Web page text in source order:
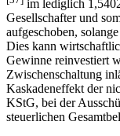
im lediglich
Gesellschafter und
aufgeschoben,
Dies kann
Gewinne reinvestiert
Zwischenschaltung
Kaskadeneffekt der
KStG, bei der
steuerlichen